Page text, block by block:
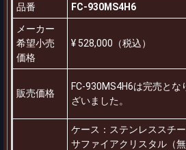
品番
FC-930MS4H6
メーカー
希望小売
価格
¥ 528,000（税込）
販売価格
FC-930MS4H6は完売と
ざいました。
ケース：ステンレススチ
サファイアクリスタル（